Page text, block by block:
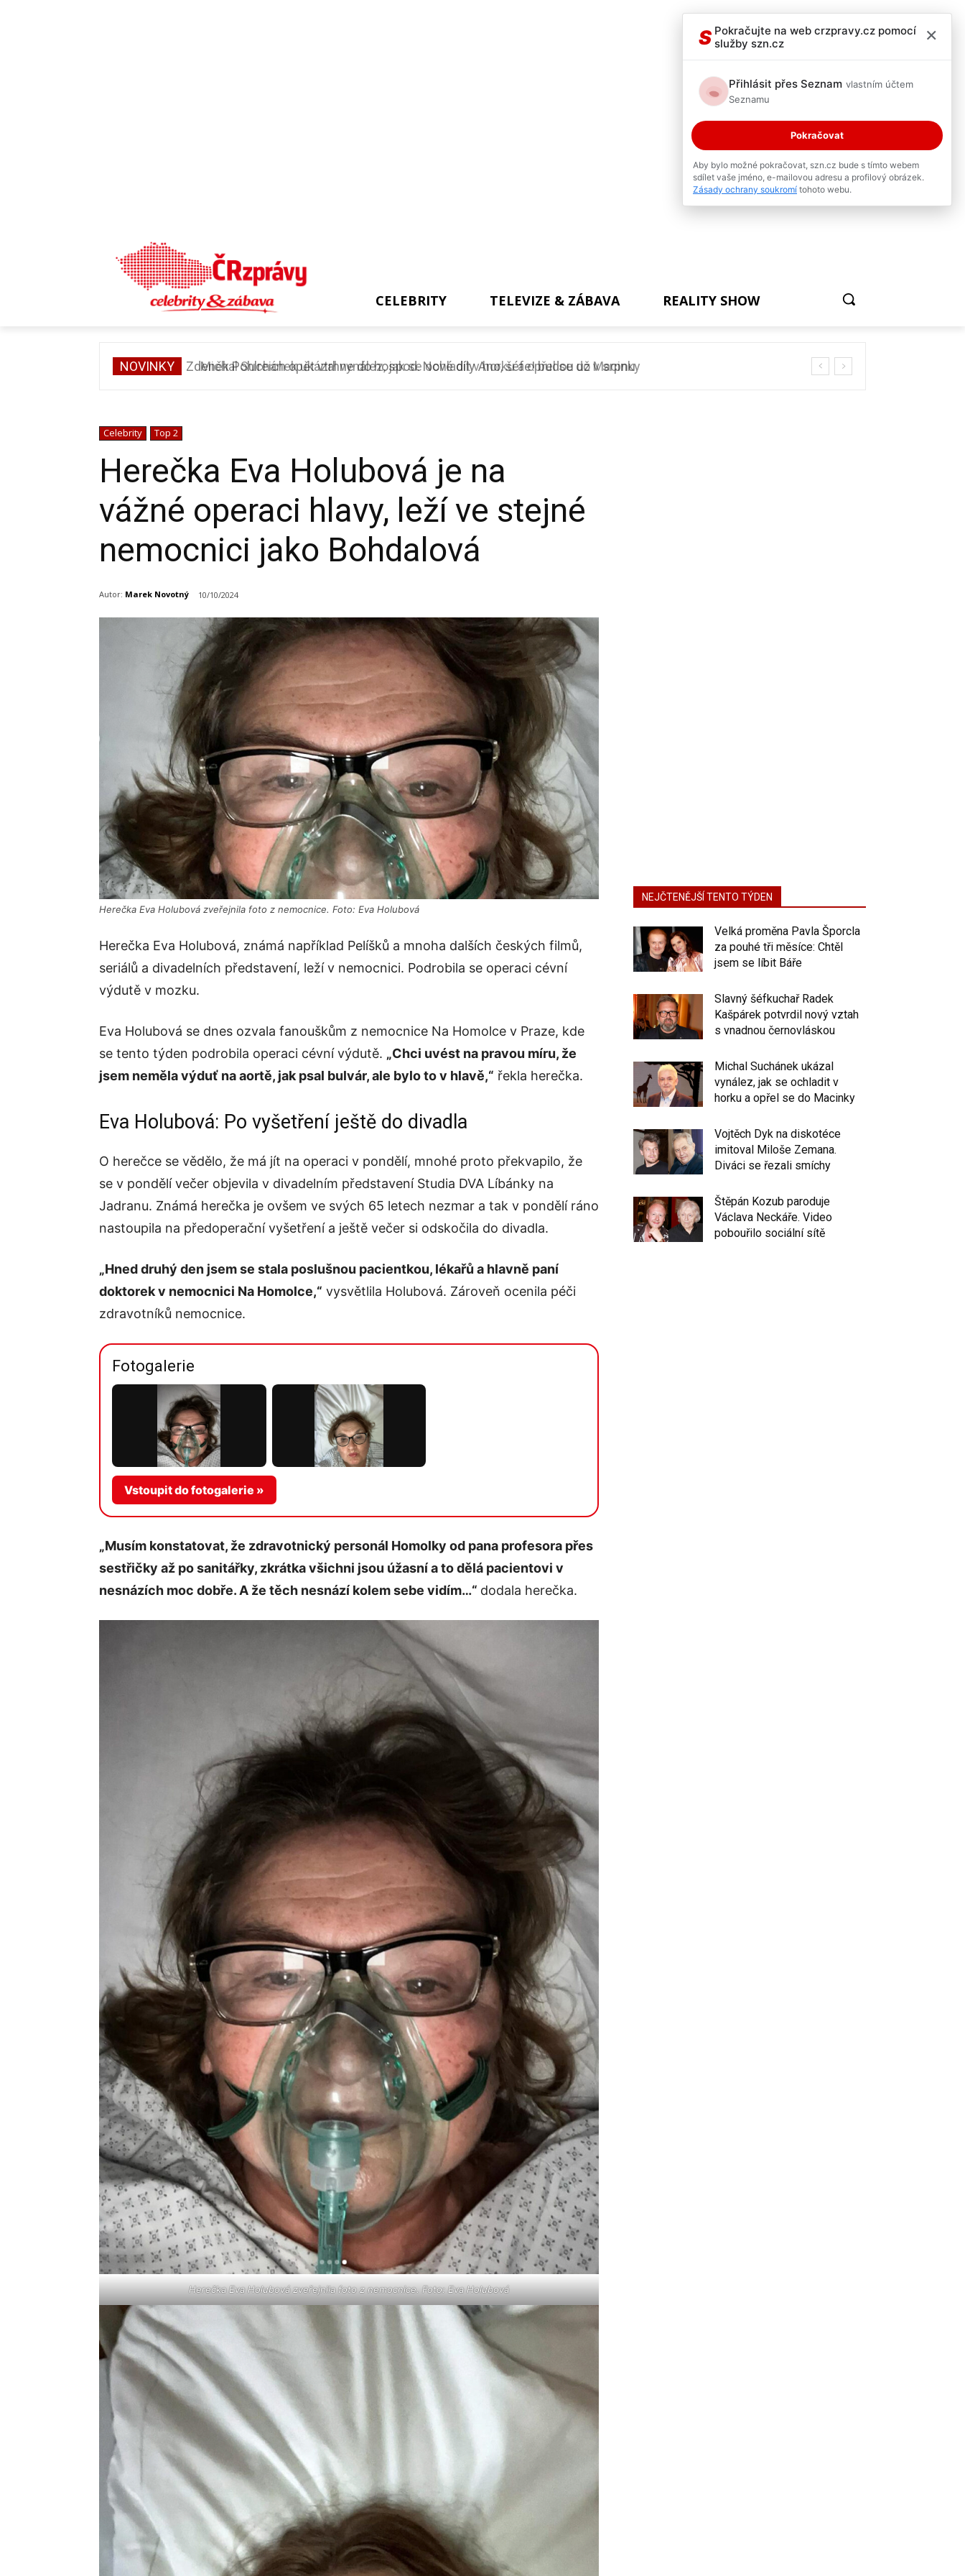
CELEBRITY TELEVIZE & ZÁBAVA REALITY SHOW
NOVINKY Michal Suchánek ukázal vynález, jak se ochladit v horku a opřel se do Macinky
Celebrity Top 2
Herečka Eva Holubová je na
vážné operaci hlavy, leží ve stejné
nemocnici jako Bohdalová
Autor: Marek Novotný 10/10/2024
Herečka Eva Holubová zveřejnila foto z nemocnice. Foto: Eva Holubová
Herečka Eva Holubová, známá například Pelíšků a mnoha dalších českých filmů,
seriálů a divadelních představení, leží v nemocnici. Podrobila se operaci cévní
výdutě v mozku.
Eva Holubová se dnes ozvala fanouškům z nemocnice Na Homolce v Praze, kde
se tento týden podrobila operaci cévní výdutě. „Chci uvést na pravou míru, že
jsem neměla výduť na aortě, jak psal bulvár, ale bylo to v hlavě,“ řekla herečka.
Eva Holubová: Po vyšetření ještě do divadla
O herečce se vědělo, že má jít na operaci v pondělí, mnohé proto překvapilo, že
se v pondělí večer objevila v divadelním představení Studia DVA Líbánky na
Jadranu. Známá herečka je ovšem ve svých 65 letech nezmar a tak v pondělí ráno
nastoupila na předoperační vyšetření a ještě večer si odskočila do divadla.
„Hned druhý den jsem se stala poslušnou pacientkou, lékařů a hlavně paní
doktorek v nemocnici Na Homolce,“ vysvětlila Holubová. Zároveň ocenila péči
zdravotníků nemocnice.
Fotogalerie
Vstoupit do fotogalerie »
„Musím konstatovat, že zdravotnický personál Homolky od pana profesora přes
sestřičky až po sanitářky, zkrátka všichni jsou úžasní a to dělá pacientovi v
nesnázích moc dobře. A že těch nesnází kolem sebe vidím…“ dodala herečka.
Herečka Eva Holubová zveřejnila foto z nemocnice. Foto: Eva Holubová
NEJČTENĚJŠÍ TENTO TÝDEN
Velká proměna Pavla Šporcla
za pouhé tři měsíce: Chtěl
jsem se líbit Báře
Slavný šéfkuchař Radek
Kašpárek potvrdil nový vztah
s vnadnou černovláskou
Michal Suchánek ukázal
vynález, jak se ochladit v
horku a opřel se do Macinky
Vojtěch Dyk na diskotéce
imitoval Miloše Zemana.
Diváci se řezali smíchy
Štěpán Kozub paroduje
Václava Neckáře. Video
pobouřilo sociální sítě
S Pokračujte na web crzpravy.cz pomocí
služby szn.cz
×
Přihlásit přes Seznam vlastním účtem
Seznamu
Pokračovat
Aby bylo možné pokračovat, szn.cz bude s tímto webem
sdílet vaše jméno, e-mailovou adresu a profilový obrázek.
Zásady ochrany soukromí tohoto webu.